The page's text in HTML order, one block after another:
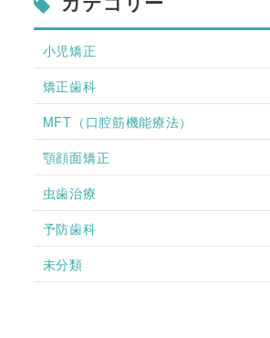
小児矯正
矯正歯科
MFT（口腔筋機能療法）
顎顔面矯正
虫歯治療
予防歯科
未分類